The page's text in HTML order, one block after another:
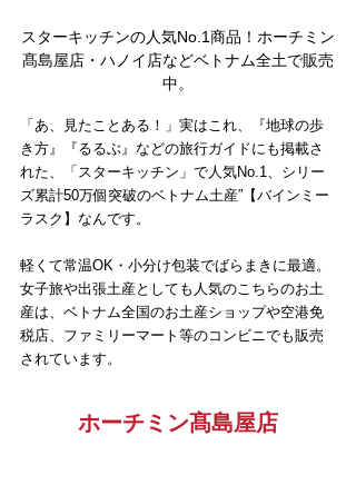
スターキッチンの人気No.1商品！ホーチミン
髙島屋店・ハノイ店などベトナム全土で販売
中。
「あ、見たことある！」実はこれ、『地球の歩
き方』『るるぶ』などの旅行ガイドにも掲載さ
れた、「スターキッチン」で人気No.1、シリー
ズ累計50万個突破のベトナム土産”【バインミー
ラスク】なんです。
軽くて常温OK・小分け包装でばらまきに最適。
女子旅や出張土産としても人気のこちらのお土
産は、ベトナム全国のお土産ショップや空港免
税店、ファミリーマート等のコンビニでも販売
されています。
ホーチミン髙島屋店